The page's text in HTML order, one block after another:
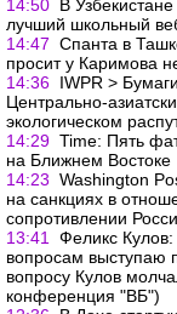
14:50 В
лучший школьный
14:47 Спанта в
просит у Каримова
14:36 IWPR >
Центрально-
экологическом
14:29 Time: Пять
на Ближнем Востоке
14:23 Washington
на санкциях в
сопротивлении
13:41
Феликс
вопросам выступаю
вопросу Кулов
конференция "ВБ")